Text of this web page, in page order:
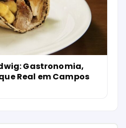
Gastronomia,
Real em Campos